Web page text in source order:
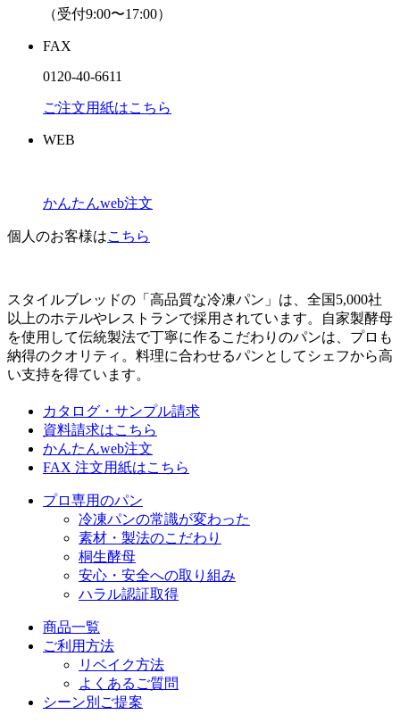
（受付9:00〜17:00）
FAX
0120-40-6611
ご注文用紙はこちら
WEB
かんたんweb注文
個人のお客様はこちら
スタイルブレッドの「高品質な冷凍パン」は、全国5,000社
以上のホテルやレストランで採用されています。自家製酵母
を使用して伝統製法で丁寧に作るこだわりのパンは、プロも
納得のクオリティ。料理に合わせるパンとしてシェフから高
い支持を得ています。
カタログ・サンプル請求
資料請求はこちら
かんたんweb注文
FAX 注文用紙はこちら
プロ専用のパン
冷凍パンの常識が変わった
素材・製法のこだわり
桐生酵母
安心・安全への取り組み
ハラル認証取得
商品一覧
ご利用方法
リベイク方法
よくあるご質問
シーン別ご提案